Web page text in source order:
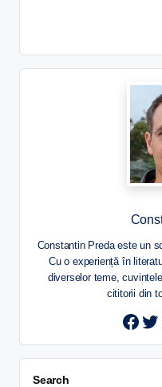
Constantin Preda este un
Cu o experiență în
diverselor teme,
cititorii din
Search